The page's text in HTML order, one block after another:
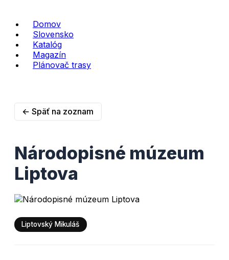
Domov
Slovensko
Katalóg
Magazín
Plánovač trasy
← Späť na zoznam
Národopisné múzeum
Liptova
Liptovský Mikuláš